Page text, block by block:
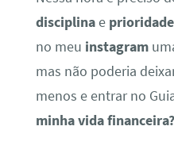
disciplinae prioridade
no meu instagram
mas não poderia
menos e entrar no
minha vida financeira?